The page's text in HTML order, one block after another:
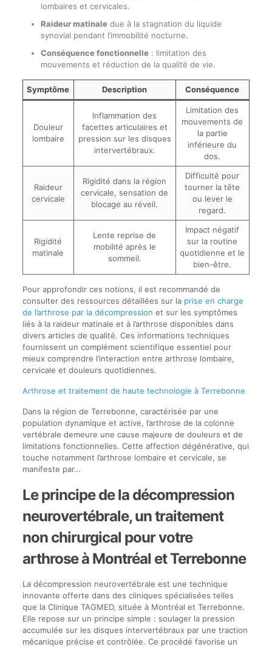
lombaires et cervicales.
Raideur matinaledue à la stagnation du liquide
synovial pendant l’immobilité nocturne.
Conséquence fonctionnelle: limitation des
mouvements et réduction de la qualité de vie.
Symptôme Description Conséquence
Douleur
lombaire
Inflammation des
facettes articulaires et
pression sur les disques
intervertébraux.
Limitation des
mouvements de
la partie
inférieure du
dos.
Raideur
cervicale
Rigidité dans la région
cervicale, sensation de
blocage au réveil.
Difficulté pour
tourner la tête
ou lever le
regard.
Rigidité
matinale
Lente reprise de
mobilité après le
sommeil.
Impact négatif
sur la routine
quotidienne et le
bien-être.
Pour approfondir ces notions, il est recommandé de
consulter des ressources détaillées sur la prise en charge
de l’arthrose par la décompression et sur les symptômes
liés à la raideur matinale et à l’arthrose disponibles dans
divers articles de qualité. Ces informations techniques
fournissent un complément scientifique essentiel pour
mieux comprendre l’interaction entre arthrose lombaire,
cervicale et douleurs quotidiennes.
Arthrose et traitement de haute technologie à Terrebonne
Dans la région de Terrebonne, caractérisée par une
population dynamique et active, l’arthrose de la colonne
vertébrale demeure une cause majeure de douleurs et de
limitations fonctionnelles. Cette affection dégénérative, qui
touche notamment l’arthrose lombaire et cervicale, se
manifeste par…
Le principe de la décompression
neurovertébrale, un traitement
non chirurgical pour votre
arthrose à Montréal et Terrebonne
La décompression neurovertébrale est une technique
innovante offerte dans des cliniques spécialisées telles
que la Clinique TAGMED, située à Montréal et Terrebonne.
Elle repose sur un principe simple : soulager la pression
accumulée sur les disques intervertébraux par une traction
mécanique précise et contrôlée. Ce procédé favorise un